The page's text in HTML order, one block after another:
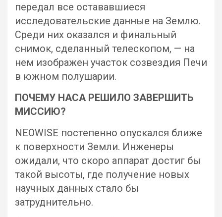
передал все остававшиеся
исследовательские данные на Землю.
Среди них оказался и финальный
снимок, сделанный телескопом, — на
нем изображен участок созвездия Печи
в южном полушарии.
ПОЧЕМУ НАСА РЕШИЛО ЗАВЕРШИТЬ
МИССИЮ?
NEOWISE постепенно опускался ближе
к поверхности Земли. Инженеры
ожидали, что скоро аппарат достиг бы
такой высоты, где получение новых
научных данных стало бы
затруднительно.